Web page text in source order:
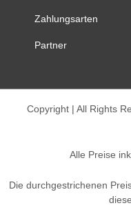
Zahlungsarten
Partner
Copyright | All Rights
Alle Preise
Die durchgestrichenen